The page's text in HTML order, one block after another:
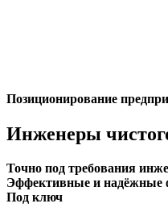
Позиционирование
Инженеры
Точно под требования
Эффективные и надёжные
Под ключ